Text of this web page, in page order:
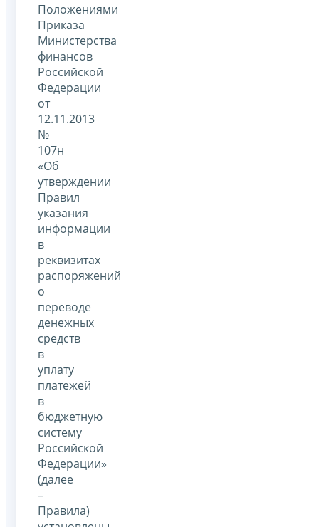
Положениями
Приказа
Министерства
финансов
Российской
Федерации
от
12.11.2013
№
107н
«Об
утверждении
Правил
указания
информации
в
реквизитах
распоряжений
о
переводе
денежных
средств
в
уплату
платежей
в
бюджетную
систему
Российской
Федерации»
(далее
–
Правила)